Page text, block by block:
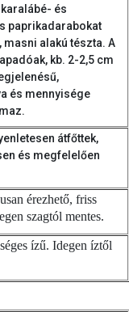
és
paprikadarabokat
alakú tészta. A
kb. 2-2,5 cm
és mennyisége
átfőttek,
és megfelelően
érezhető, friss
szagtól mentes.
ízű. Idegen íztől